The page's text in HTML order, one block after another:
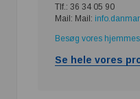
Tlf.: 36 34 05 90
Mail: Mail:
Besøg vores
Se hele vores